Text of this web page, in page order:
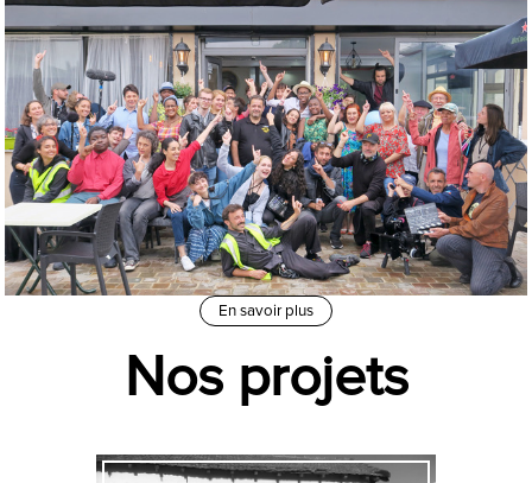
En savoir plus
Nos projets